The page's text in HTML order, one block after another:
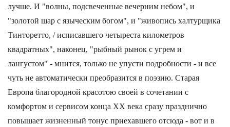
лучше. И "волны, подсвеченные вечерним небом", и
"золотой шар с языческим богом", и "живопись халтурщика
Тинторетто, / исписавшего четыреста километров
квадратных", наконец, "рыбный рынок с угрем и
лангустом" - мнится, только не упусти подробности - и все
чуть не автоматически преобразится в поэзию. Старая
Европа благородной красотою своей в сочетании с
комфортом и сервисом конца XX века сразу празднично
повышает жизненный тонус приехавшего отсюда - вот и в